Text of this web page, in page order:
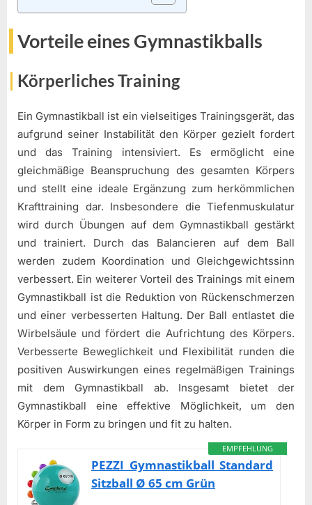
Vorteile eines Gymnastikballs
Körperliches Training
Ein Gymnastikball ist ein vielseitiges Trainingsgerät, das
aufgrund seiner Instabilität den Körper gezielt fordert
und das Training intensiviert. Es ermöglicht eine
gleichmäßige Beanspruchung des gesamten Körpers
und stellt eine ideale Ergänzung zum herkömmlichen
Krafttraining dar. Insbesondere die Tiefenmuskulatur
wird durch Übungen auf dem Gymnastikball gestärkt
und trainiert. Durch das Balancieren auf dem Ball
werden zudem Koordination und Gleichgewichtssinn
verbessert. Ein weiterer Vorteil des Trainings mit einem
Gymnastikball ist die Reduktion von Rückenschmerzen
und einer verbesserten Haltung. Der Ball entlastet die
Wirbelsäule und fördert die Aufrichtung des Körpers.
Verbesserte Beweglichkeit und Flexibilität runden die
positiven Auswirkungen eines regelmäßigen Trainings
mit dem Gymnastikball ab. Insgesamt bietet der
Gymnastikball eine effektive Möglichkeit, um den
Körper in Form zu bringen und fit zu halten.
EMPFEHLUNG
PEZZI Gymnastikball Standard
Sitzball Ø 65 cm Grün